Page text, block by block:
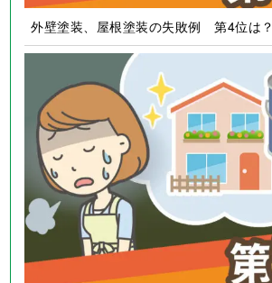
外壁塗装、屋根塗装の失敗例 第4位は？